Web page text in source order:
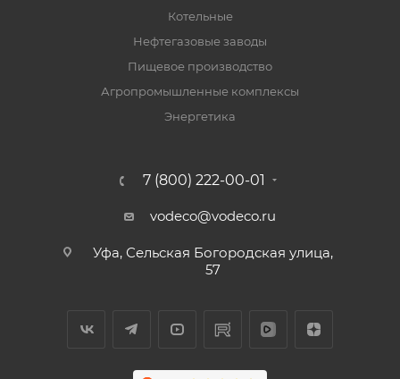
Котельные
Нефтегазовые заводы
Пищевое производство
Агропромышленные комплексы
Энергетика
7 (800) 222-00-01
vodeco@vodeco.ru
Уфа, Сельская Богородская улица,
57